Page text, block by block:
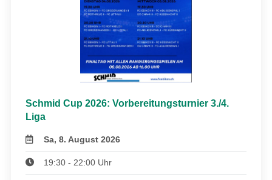
Schmid Cup 2026: Vorbereitungsturnier 3./4.
Liga
Sa, 8. August 2026
19:30 - 22:00 Uhr